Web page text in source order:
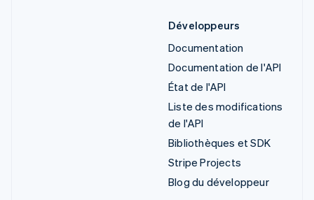
Développeurs
Documentation
Documentation de l'API
État de l'API
Liste des modifications
de l'API
Bibliothèques et SDK
Stripe Projects
Blog du développeur